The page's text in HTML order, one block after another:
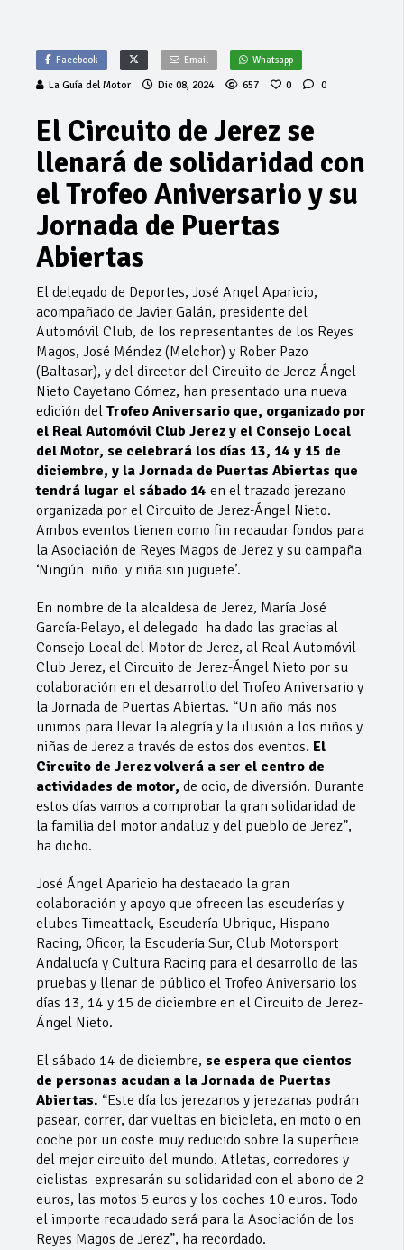
Facebook Email Whatsapp
La Guía del Motor Dic 08, 2024 657 0 0
El Circuito de Jerez se
llenará de solidaridad con
el Trofeo Aniversario y su
Jornada de Puertas
Abiertas
El delegado de Deportes, José Angel Aparicio,
acompañado de Javier Galán, presidente del
Automóvil Club, de los representantes de los Reyes
Magos, José Méndez (Melchor) y Rober Pazo
(Baltasar), y del director del Circuito de Jerez-Ángel
Nieto Cayetano Gómez, han presentado una nueva
edición del Trofeo Aniversario que, organizado por
el Real Automóvil Club Jerez y el Consejo Local
del Motor, se celebrará los días 13, 14 y 15 de
diciembre, y la Jornada de Puertas Abiertas que
tendrá lugar el sábado 14 en el trazado jerezano
organizada por el Circuito de Jerez-Ángel Nieto.
Ambos eventos tienen como fin recaudar fondos para
la Asociación de Reyes Magos de Jerez y su campaña
‘Ningún niño y niña sin juguete’.
En nombre de la alcaldesa de Jerez, María José
García-Pelayo, el delegado ha dado las gracias al
Consejo Local del Motor de Jerez, al Real Automóvil
Club Jerez, el Circuito de Jerez-Ángel Nieto por su
colaboración en el desarrollo del Trofeo Aniversario y
la Jornada de Puertas Abiertas. “Un año más nos
unimos para llevar la alegría y la ilusión a los niños y
niñas de Jerez a través de estos dos eventos. El
Circuito de Jerez volverá a ser el centro de
actividades de motor, de ocio, de diversión. Durante
estos días vamos a comprobar la gran solidaridad de
la familia del motor andaluz y del pueblo de Jerez”,
ha dicho.
José Ángel Aparicio ha destacado la gran
colaboración y apoyo que ofrecen las escuderías y
clubes Timeattack, Escudería Ubrique, Hispano
Racing, Oficor, la Escudería Sur, Club Motorsport
Andalucía y Cultura Racing para el desarrollo de las
pruebas y llenar de público el Trofeo Aniversario los
días 13, 14 y 15 de diciembre en el Circuito de Jerez-
Ángel Nieto.
El sábado 14 de diciembre, se espera que cientos
de personas acudan a la Jornada de Puertas
Abiertas. “Este día los jerezanos y jerezanas podrán
pasear, correr, dar vueltas en bicicleta, en moto o en
coche por un coste muy reducido sobre la superficie
del mejor circuito del mundo. Atletas, corredores y
ciclistas expresarán su solidaridad con el abono de 2
euros, las motos 5 euros y los coches 10 euros. Todo
el importe recaudado será para la Asociación de los
Reyes Magos de Jerez”, ha recordado.